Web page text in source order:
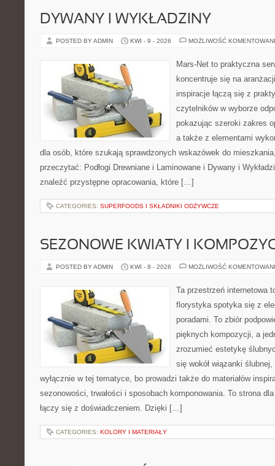
DYWANY I WYKŁADZINY
POSTED BY ADMIN KWI - 9 - 2026 MOŻLIWOŚĆ
Mars-Net to praktyczna
koncentruje się na
inspiracje łączą się z
czytelników w wyborze
pokazując szeroki zakres
a także z elementami
dla osób, które szukają sprawdzonych wskazówek do
przeczytać: Podłogi Drewniane i Laminowane i Dywany i
znaleźć przystępne opracowania, które […]
CATEGORIES: SUPERFOODS I SKŁADNIKI ODŻYWCZE
SEZONOWE KWIATY I
POSTED BY ADMIN KWI - 8 - 2026 MOŻLIWOŚĆ
Ta przestrzeń internetowa
florystyka spotyka się z
poradami. To zbiór
pięknych kompozycji, a
zrozumieć estetykę
się wokół wiązanki
wyłącznie w tej tematyce, bo prowadzi także do materiałów
sezonowości, trwałości i sposobach komponowania. To strona
łączy się z doświadczeniem. Dzięki […]
CATEGORIES: KOLORY I MATERIAŁY